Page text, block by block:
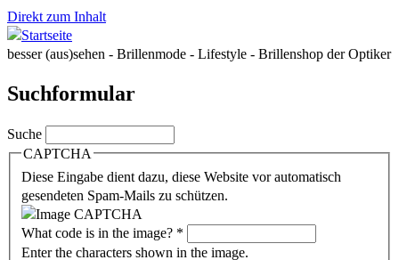
Direkt zum Inhalt
besser (aus)sehen - Brillenmode - Lifestyle - Brillenshop der Optiker
Suchformular
Suche
CAPTCHA
Diese Eingabe dient dazu, diese Website vor automatisch
gesendeten Spam-Mails zu schützen.
What code is in the image? *
Enter the characters shown in the image.